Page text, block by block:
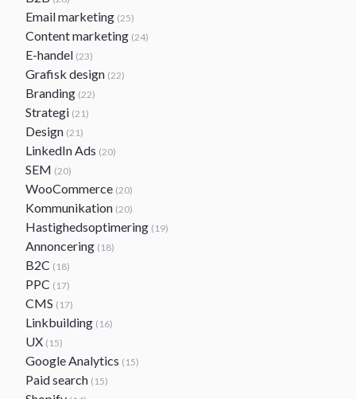
Email marketing (25)
Content marketing (24)
E-handel (23)
Grafisk design (22)
Branding (22)
Strategi (21)
Design (21)
LinkedIn Ads (20)
SEM (20)
WooCommerce (20)
Kommunikation (20)
Hastighedsoptimering (19)
Annoncering (18)
B2C (18)
PPC (17)
CMS (17)
Linkbuilding (16)
UX (15)
Google Analytics (15)
Paid search (15)